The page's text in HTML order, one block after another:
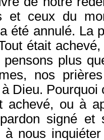
et ceux du
été annulé. La
était
plus
nos
Dieu.
achevé, ou à
signé
à nous